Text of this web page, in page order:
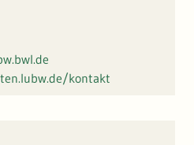
kontakt